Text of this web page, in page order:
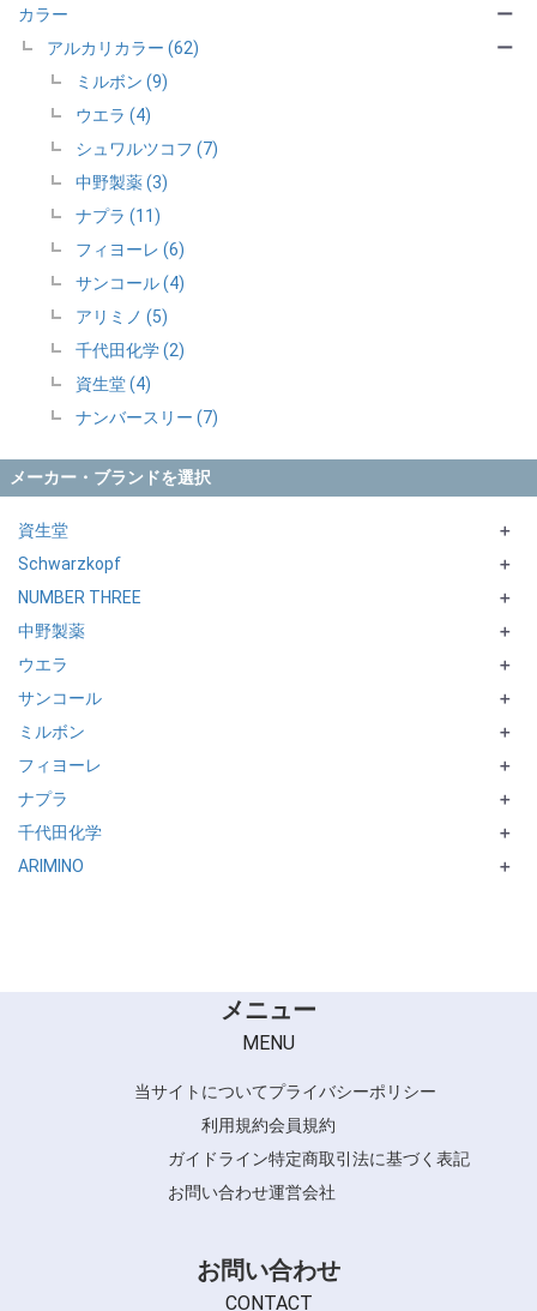
カラー
アルカリカラー (62)
ミルボン (9)
ウエラ (4)
シュワルツコフ (7)
中野製薬 (3)
ナプラ (11)
フィヨーレ (6)
サンコール (4)
アリミノ (5)
千代田化学 (2)
資生堂 (4)
ナンバースリー (7)
ー
ー
メーカー・ブランドを選択
資生堂
アルティスト
PRIMIENCEシリーズ
COLOR MUSEシリーズ
＋
Schwarzkopf
terra
IGORAシリーズ
FIBREPLEXシリーズ
＋
NUMBER THREE
HUE シリーズ
COLOR-CONSCIOUS
＋
中野製薬
Caradeco COLOR
Caradeco pave
SUSTINO
Caradeco
＋
ウエラ
ILLUMINA
KOLESTON PERFECT+
SOFTOUCH
＋
サンコール
LEARA
＋
ミルボン
ORDEVE
ORDEVE Addicthy
ORDEVE Seedil
ORDEVE crystal
＋
フィヨーレ
BLカラー
＋
ナプラ
N. シリーズ
NASEED シリーズ
＋
千代田化学
MillefeUIシリーズ
＋
ARIMINO
＋
メニュー
MENU
当サイトについてプライバシーポリシー
利用規約会員規約
ガイドライン特定商取引法に基づく表記
お問い合わせ運営会社
お問い合わせ
CONTACT